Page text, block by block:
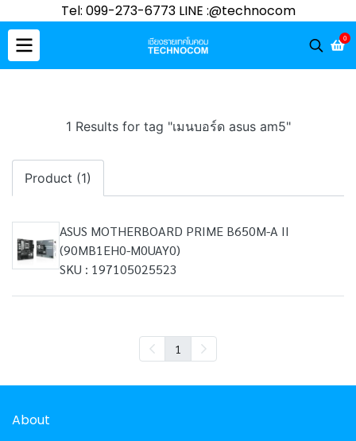
Tel: 099-273-6773 LINE :@technocom
0
1 Results for tag "เมนบอร์ด asus am5"
Product (1)
ASUS MOTHERBOARD PRIME B650M-A II
(90MB1EH0-M0UAY0)
SKU : 197105025523
1
About